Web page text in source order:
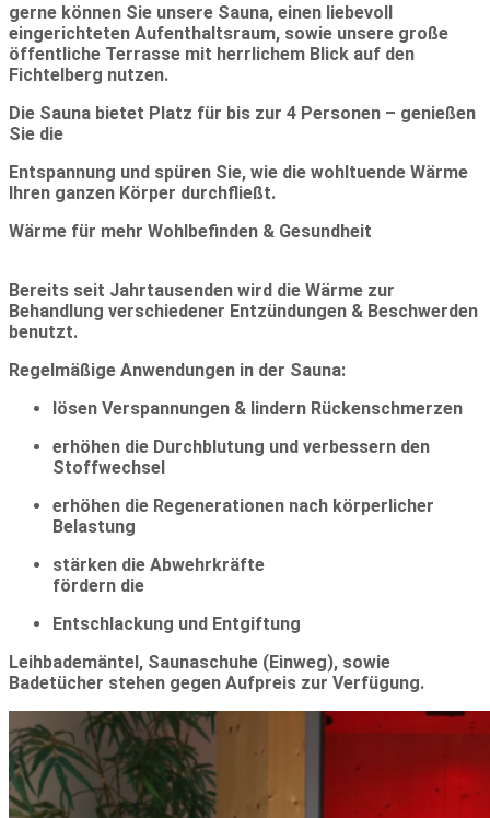
gerne können Sie unsere Sauna, einen liebevoll
eingerichteten Aufenthaltsraum, sowie unsere große
öffentliche Terrasse mit herrlichem Blick auf den
Fichtelberg nutzen.
Die Sauna bietet Platz für bis zur 4 Personen – genießen
Sie die
Entspannung und spüren Sie, wie die wohltuende Wärme
Ihren ganzen Körper durchfließt.
Wärme für mehr Wohlbefinden & Gesundheit
Bereits seit Jahrtausenden wird die Wärme zur
Behandlung verschiedener Entzündungen & Beschwerden
benutzt.
Regelmäßige Anwendungen in der Sauna:
lösen Verspannungen & lindern Rückenschmerzen
erhöhen die Durchblutung und verbessern den
Stoffwechsel
erhöhen die Regenerationen nach körperlicher
Belastung
stärken die Abwehrkräfte
fördern die
Entschlackung und Entgiftung
Leihbademäntel, Saunaschuhe (Einweg), sowie
Badetücher stehen gegen Aufpreis zur Verfügung.